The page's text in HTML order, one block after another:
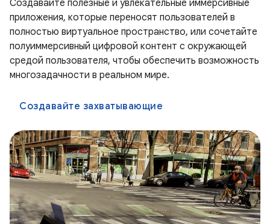
Создавайте полезные и увлекательные иммерсивные
приложения, которые переносят пользователей в
полностью виртуальное пространство, или сочетайте
полуиммерсивный цифровой контент с окружающей
средой пользователя, чтобы обеспечить возможность
многозадачности в реальном мире.
Создавайте захватывающие